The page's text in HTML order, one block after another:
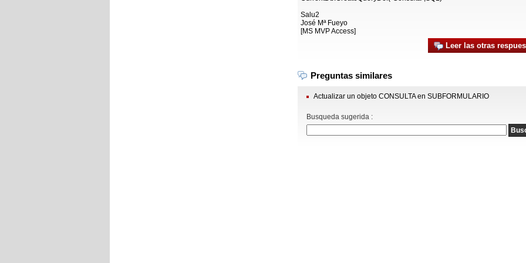
Salu2
José Mª Fueyo
[MS MVP Access]
Leer las otras
Preguntas similares
Actualizar un objeto CONSULTA en SUBFORMULARIO
Busqueda sugerida :